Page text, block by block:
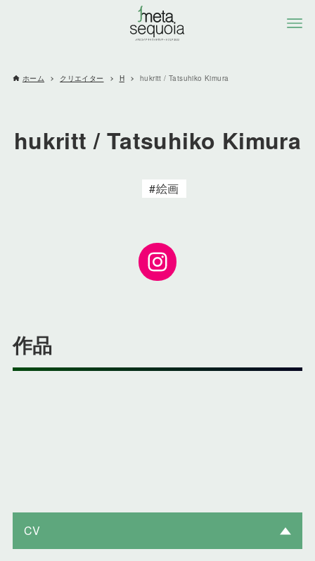
ホーム クリエイター H hukritt / Tatsuhiko Kimura
hukritt / Tatsuhiko Kimura
絵画
Instagram
作品
CV